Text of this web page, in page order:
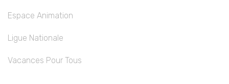
Espace Animation
Ligue Nationale
Vacances Pour Tous